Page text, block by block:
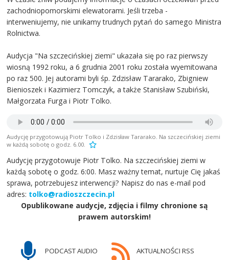
zachodniopomorskimi elewatorami. Jeśli trzeba -
interweniujemy, nie unikamy trudnych pytań do samego Ministra
Rolnictwa.
Audycja "Na szczecińskiej ziemi" ukazała się po raz pierwszy
wiosną 1992 roku, a 6 grudnia 2001 roku została wyemitowana
po raz 500. Jej autorami byli śp. Zdzisław Tararako, Zbigniew
Bienioszek i Kazimierz Tomczyk, a także Stanisław Szubiński,
Małgorzata Furga i Piotr Tolko.
Audycję przygotowują Piotr Tolko i Zdzisław Tararako. Na szczecińskiej ziemi
w każdą sobotę o godz. 6.00.
Audycję przygotowuje Piotr Tolko. Na szczecińskiej ziemi w
każdą sobotę o godz. 6:00. Masz ważny temat, nurtuje Cię jakaś
sprawa, potrzebujesz interwencji? Napisz do nas e-mail pod
adres: tolko@radioszczecin.pl
Opublikowane audycje, zdjęcia i filmy chronione są
prawem autorskim!
PODCAST AUDIO AKTUALNOŚCI RSS